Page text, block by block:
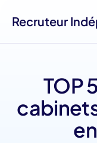
Recruteur
TOP